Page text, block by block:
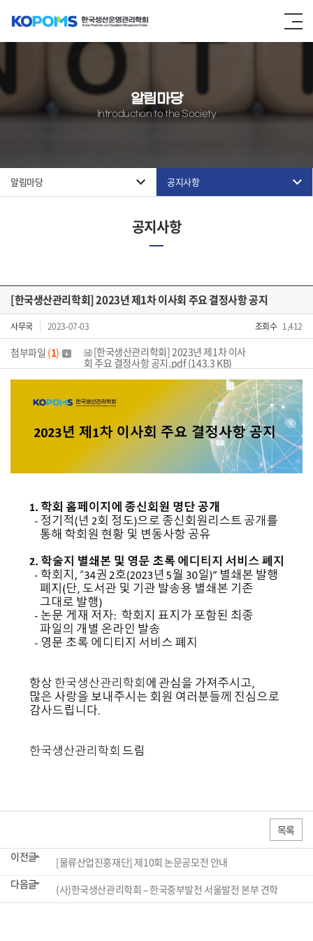
알림마당
Introduction to the Society
알림마당 공지사항
공지사항
[한국생산관리학회] 2023년 제1차 이사회 주요 결정사항 공지
사무국 2023-07-03 조회수 1,412
첨부파일 (1)
[한국생산관리학회] 2023년 제1차 이사
회 주요 결정사항 공지.pdf (143.3 KB)
목록
이전글
[물류산업진흥재단] 제10회 논문공모전 안내
다음글
(사)한국생산관리학회 – 한국중부발전 서울발전 본부 견학